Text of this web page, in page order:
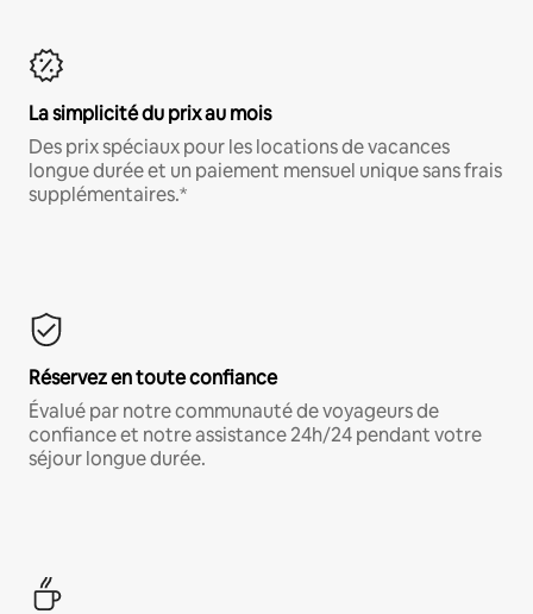
La simplicité du prix au mois
Des prix spéciaux pour les locations de vacances
longue durée et un paiement mensuel unique sans frais
supplémentaires.*
Réservez en toute confiance
Évalué par notre communauté de voyageurs de
confiance et notre assistance 24h/24 pendant votre
séjour longue durée.